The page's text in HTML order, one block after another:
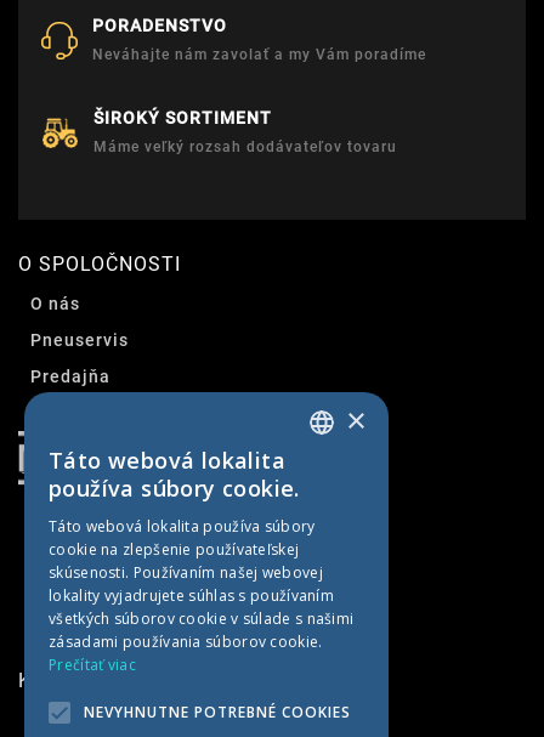
PORADENSTVO
Neváhajte nám zavolať a my Vám poradíme
ŠIROKÝ SORTIMENT
Máme veľký rozsah dodávateľov tovaru
O SPOLOČNOSTI
O nás
Pneuservis
Predajňa
KONTAKTNÉ INFORMÁCIE
MET AGRO
SLOVAK
GERMAN
HUNGARIAN
×
Táto webová lokalita
používa súbory cookie.
Táto webová lokalita používa súbory
cookie na zlepšenie používateľskej
skúsenosti. Používaním našej webovej
lokality vyjadrujete súhlas s používaním
všetkých súborov cookie v súlade s našimi
zásadami používania súborov cookie.
Prečítať viac
NEVYHNUTNE POTREBNÉ COOKIES